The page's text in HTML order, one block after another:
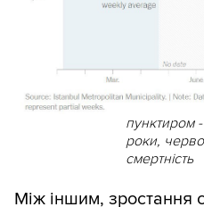
пунктиром
роки,
смертність
Між іншим, зростання